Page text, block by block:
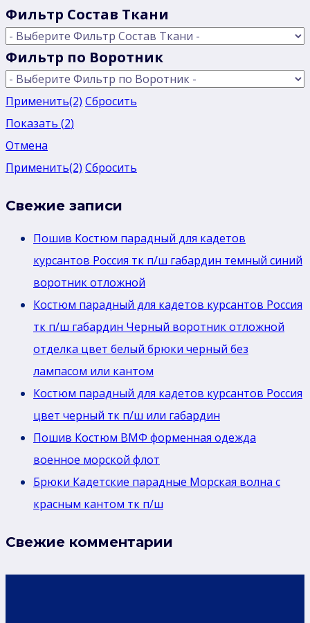
Фильтр Состав Ткани
Фильтр по Воротник
Применить(2) Сбросить
Показать (2)
Отмена
Применить(2) Сбросить
Свежие записи
Пошив Костюм парадный для кадетов
курсантов Россия тк п/ш габардин темный синий
воротник отложной
Костюм парадный для кадетов курсантов Россия
тк п/ш габардин Черный воротник отложной
отделка цвет белый брюки черный без
лaмпасом или кантом
Костюм парадный для кадетов курсантов Россия
цвет черный тк п/ш или габардин
Пошив Костюм ВМФ форменная одежда
военное морской флот
Брюки Кадетские парадные Морская волна с
красным кантом тк п/ш
Свежие комментарии